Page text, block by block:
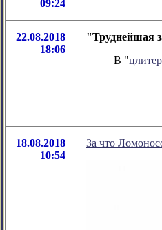
09:24
22.08.2018
18:06
"Труднейшая
В "
18.08.2018
10:54
За что